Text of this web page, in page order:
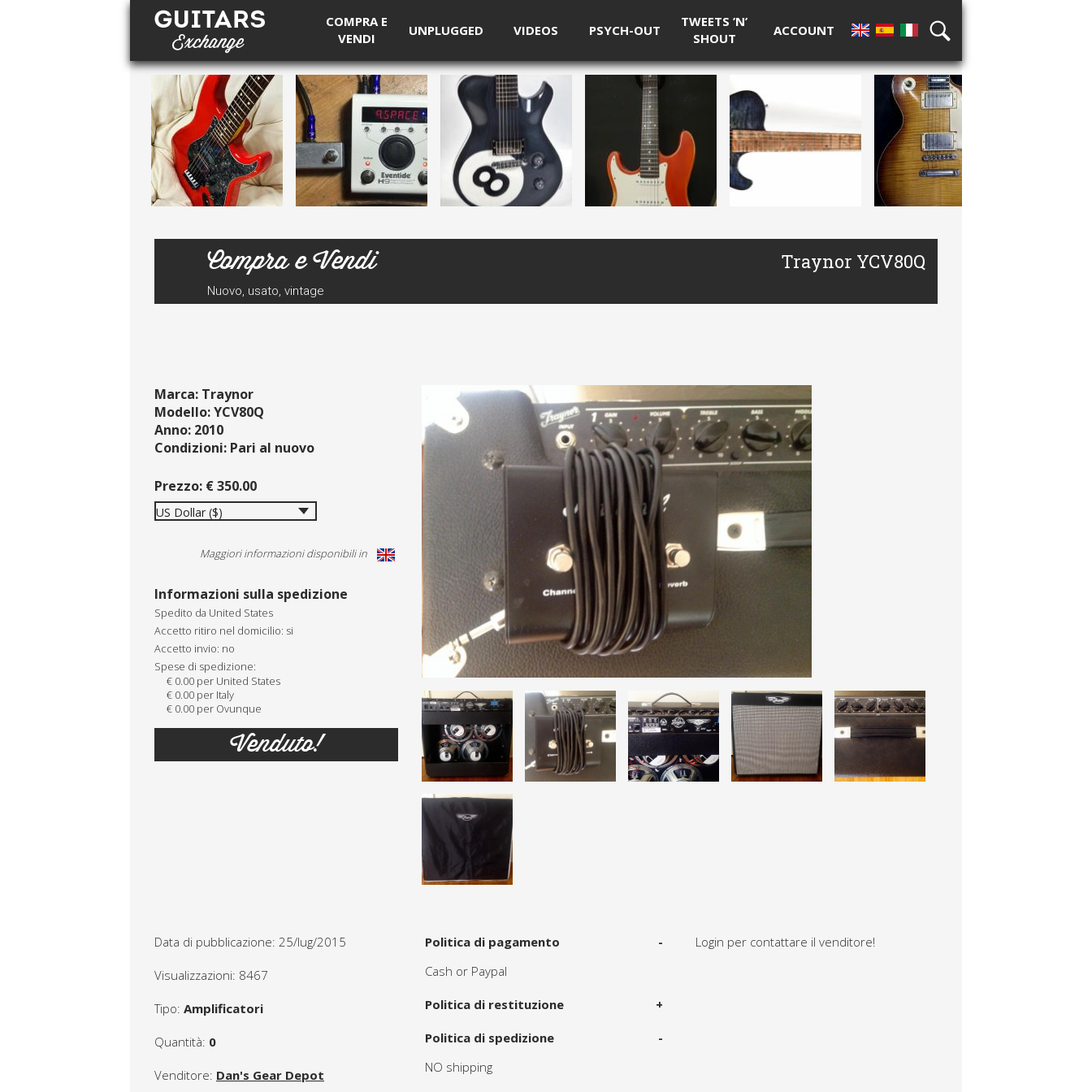
Guitars Exchange
COMPRA E
VENDI
UNPLUGGED VIDEOS PSYCH-OUT
TWEETS ’N’
SHOUT
ACCOUNT
IT
RICERCA
Traynor YCV80Q
Compra e Vendi
Nuovo, usato, vintage
Marca: Traynor
Modello:YCV80Q
Anno: 2010
Condizioni: Pari al nuovo
Prezzo: €350.00
Maggiori informazioni disponibili in
Informazioni sulla spedizione
Spedito da United States
Accetto ritiro nel domicilio: si
Accetto invio: no
Spese di spedizione:
€ 0.00 per United States
€ 0.00 per Italy
€ 0.00 per Ovunque
Venduto!
Data di pubblicazione: 25/lug/2015
Visualizzazioni: 8467
Tipo: Amplificatori
Quantità: 0
Venditore: Dan's Gear Depot
-
Politica di pagamento
Cash or Paypal
+
Politica di restituzione
-
Politica di spedizione
NO shipping
Login per contattare il venditore!